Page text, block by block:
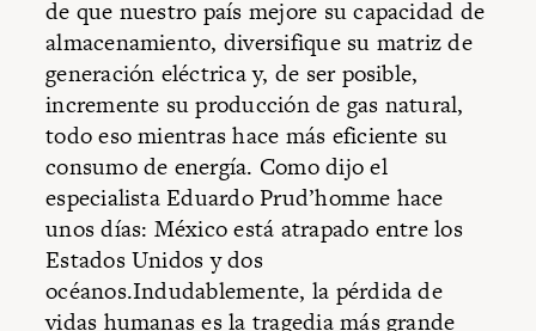
de que nuestro país mejore su capacidad de
almacenamiento, diversifique su matriz de
generación eléctrica y, de ser posible,
incremente su producción de gas natural,
todo eso mientras hace más eficiente su
consumo de energía. Como dijo el
especialista Eduardo Prud’homme hace
unos días: México está atrapado entre los
Estados Unidos y dos
océanos.Indudablemente, la pérdida de
vidas humanas es la tragedia más grande